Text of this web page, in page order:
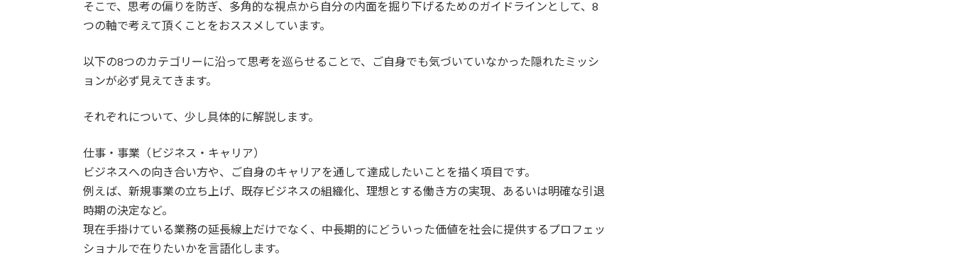
そこで、思考の偏りを防ぎ、多角的な視点から自分の内面を掘り下げるためのガイドラインとして、8
つの軸で考えて頂くことをおススメしています。
以下の8つのカテゴリーに沿って思考を巡らせることで、ご自身でも気づいていなかった隠れたミッシ
ョンが必ず見えてきます。
それぞれについて、少し具体的に解説します。
仕事・事業（ビジネス・キャリア）
ビジネスへの向き合い方や、ご自身のキャリアを通して達成したいことを描く項目です。
例えば、新規事業の立ち上げ、既存ビジネスの組織化、理想とする働き方の実現、あるいは明確な引退
時期の決定など。
現在手掛けている業務の延長線上だけでなく、中長期的にどういった価値を社会に提供するプロフェッ
ショナルで在りたいかを言語化します。